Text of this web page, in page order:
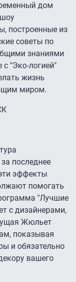
дом
построенные из
советы по
знаниями
"Эко-логией"
жизнь
миром.
последнее
эффекты
помогать
"Лучшие
с дизайнерами,
Жюльет
показывая
и обязательно
вашего